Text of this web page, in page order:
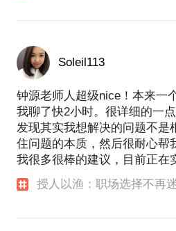
Soleil113
钟源老师人超级nice！本来一
我聊了快2小时。很详细的一
发现其实我想解决的问题不是
住问题的本质，然后很耐心帮
我很多很棒的建议，目前正在
授人以渔：职场选择不再